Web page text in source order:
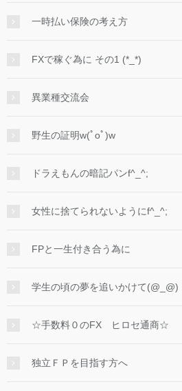
一時払い保険の考え方
FXで稼ぐ為に その1 (*_*)
異業種交流会
野生の証明w(ﾟoﾟ)w
ドラえもんの暗記パンf^_^;
女性に捨てられないようにf^_^;
FPと一生付き合う為に
学生の頃の夢を追いかけて(@_@)
☆手数料０のFX ヒロセ通商☆
独立ＦＰを目指す方へ